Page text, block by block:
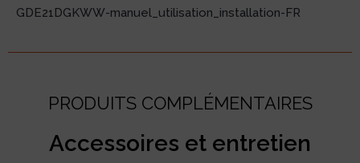
GDE21DGKWW-manuel_utilisation_installation-FR
PRODUITS COMPLÉMENTAIRES
Accessoires et entretien